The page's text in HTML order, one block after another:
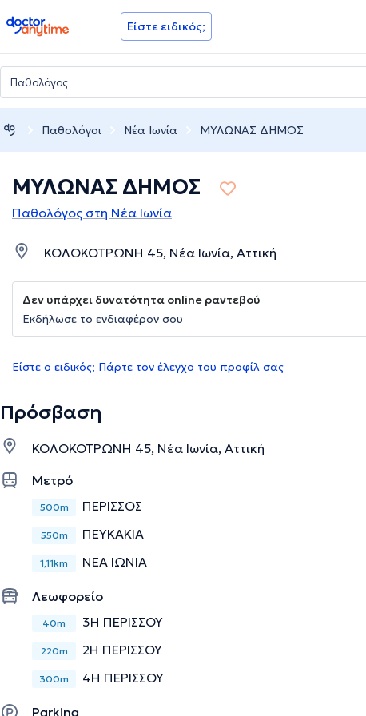
doctoranytime Είστε ειδικός;
Παθολόγοι Νέα Ιωνία ΜΥΛΩΝΑΣ ΔΗΜΟΣ
ΜΥΛΩΝΑΣ ΔΗΜΟΣ
Παθολόγος στη Νέα Ιωνία
ΚΟΛΟΚΟΤΡΩΝΗ 45, Νέα Ιωνία, Αττική
Δεν υπάρχει δυνατότητα online ραντεβού
Εκδήλωσε το ενδιαφέρον σου
Είστε ο ειδικός; Πάρτε τον έλεγχο του προφίλ σας
Πρόσβαση
ΚΟΛΟΚΟΤΡΩΝΗ 45, Νέα Ιωνία, Αττική
Μετρό
500m ΠΕΡΙΣΣΟΣ
550m ΠΕΥΚΑΚΙΑ
1,11km ΝΕΑ ΙΩΝΙΑ
Λεωφορείο
40m 3Η ΠΕΡΙΣΣΟΥ
220m 2Η ΠΕΡΙΣΣΟΥ
300m 4Η ΠΕΡΙΣΣΟΥ
Parking